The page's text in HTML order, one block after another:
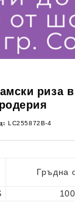
риза
LC255872B-4
Гръдна